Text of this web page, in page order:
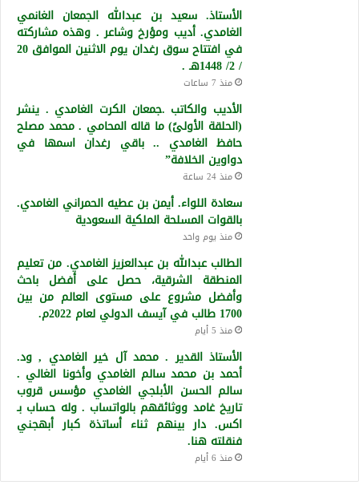
الأستاذ. سعيد بن عبدالله الجمعان الغانمي
الغامدي. أديب ومؤرخ وشاعر . وهذه مشاركته
في افتتاح سوق رغدان يوم الاثنين الموافق 20
/ 2/ 1448هـ .
منذ 7 ساعات
الأديب والكاتب .جمعان الكرت الغامدي . ينشر
(الحلقة الأولىً) ما قاله المحامي . محمد مصلح
حافظ الغامدي .. باقي رغدان اسمها في
دواوين الخلافة”
منذ 24 ساعة
سعادة اللواء. أيمن بن عطيه الحمراني الغامدي.
بالقوات المسلحة الملكية السعودية
منذ يوم واحد
الطالب عبدالله بن عبدالعزيز الغامدي. من تعليم
المنطقة الشرقية، حصل على أفضل باحث
وأفضل مشروع على مستوى العالم من بين
1700 طالب في آيسف الدولي لعام 2022م.
منذ 5 أيام
الأستاذ القدير . محمد آل خير الغامدي , ود.
أحمد بن محمد سالم الغامدي وأخونا الغالي .
سالم الحسن الأبلجي الغامدي مؤسس قروب
تاريخ غامد ووثائقهم بالواتساب . وله حساب بـ
اكس. دار بينهم ثناء أساتذة كبار أبهجني
فنقلته هنا.
منذ 6 أيام